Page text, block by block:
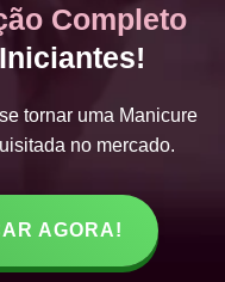
Completo
tornar uma Manicure
no mercado.
AGORA!